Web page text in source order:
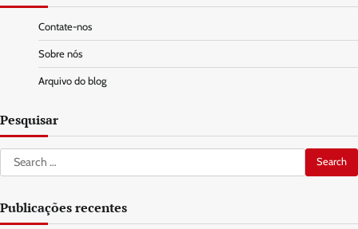
Contate-nos
Sobre nós
Arquivo do blog
Pesquisar
Search
for:
Publicações recentes